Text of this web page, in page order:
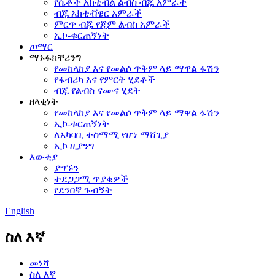
የሴቶች አክቲቭል ልብስ ብጁ አምራች
ብጁ አክቲቭዌር አምራች
ምርጥ ብጁ የጂም ልብስ አምራች
ኢኮ-ቁርጠኝነት
ጦማር
ማኑፋክቸሪንግ
የመከላከያ እና የመልሶ ጥቅም ላይ ማዋል ፋሽን
የፋብሪካ እና የምርት ሂደቶች
ብጁ የልብስ ናሙና ሂደት
ዘላቂነት
የመከላከያ እና የመልሶ ጥቅም ላይ ማዋል ፋሽን
ኢኮ-ቁርጠኝነት
ለአካባቢ ተስማሚ የሆነ ማሸጊያ
ኢኮ ዚያንግ
እውቂያ
ያግኙን
ተደጋጋሚ ጥያቄዎች
የደንበኛ ጉብኝት
English
ስለ እኛ
መነሻ
ስለ እኛ